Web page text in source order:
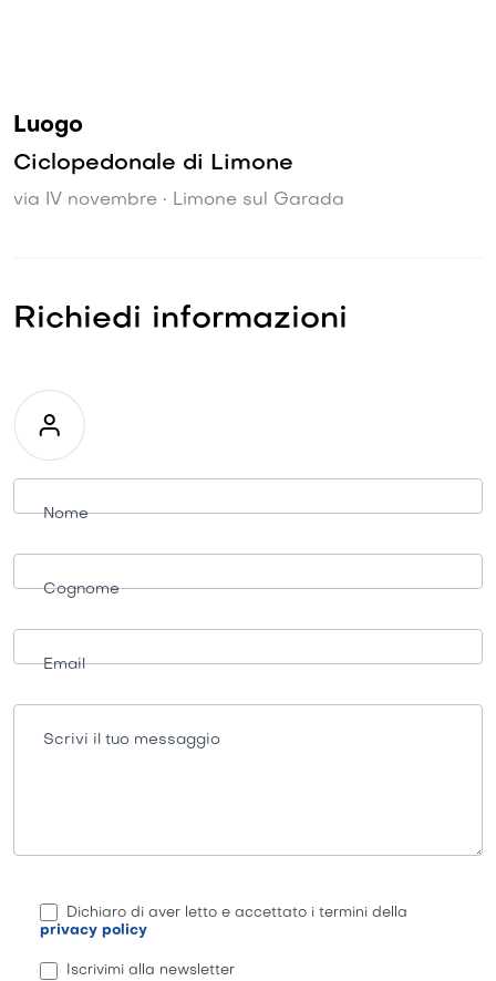
Luogo
Ciclopedonale di Limone
via IV novembre • Limone sul Garada
Richiedi informazioni
Richiesta
informazioni
Nome
Cognome
Email
Scrivi il tuo messaggio
Dichiaro di aver letto e accettato i termini della
privacy policy
Iscrivimi alla newsletter